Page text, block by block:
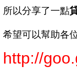
所以分享了一點
希望可以幫助各
http://